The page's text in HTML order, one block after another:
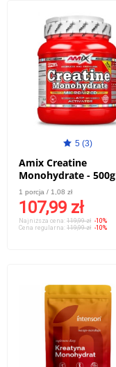
5 (3)
Amix Creatine
Monohydrate - 500g
1 porcja / 1,08 zł
107,99 zł
Najniższa cena: 119,99 zł -10%
Cena regularna: 119,99 zł -10%